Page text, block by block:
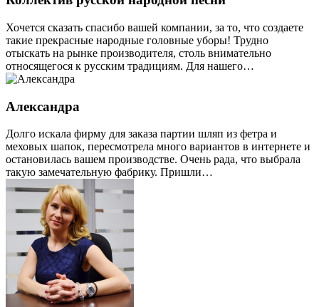
Хочется сказать спасибо вашей компании, за то, что создаете
такие прекрасные народные головные уборы! Трудно
отыскать на рынке производителя, столь внимательно
относящегося к русским традициям. Для нашего…
Александра
Долго искала фирму для заказа партии шляп из фетра и
меховых шапок, пересмотрела много вариантов в интернете и
остановилась вашем производстве. Очень рада, что выбрала
такую замечательную фабрику. Пришли…